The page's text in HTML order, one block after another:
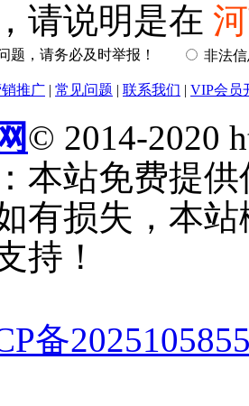
请说明是在
题，请务必及时举报！ 非法
推广 | 常见问题 | 联系我们 | VIP会员
© 2014-2020
本站免费提
有损失，本
持！
备